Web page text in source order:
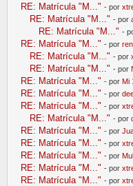
RE: Matrícula "M..." - por
RE: Matrícula "M..." - por
RE: Matrícula "M..." -
RE: Matrícula "M..." - por
RE: Matrícula "M..." - por
RE: Matrícula "M..." - por
RE: Matrícula "M..." - por Mi
RE: Matrícula "M..." - por
RE: Matrícula "M..." - por
RE: Matrícula "M..." - por
RE: Matrícula "M..." - por
RE: Matrícula "M..." - por
RE: Matrícula "M..." - por
RE: Matrícula "M..." - por
RE: Matrícula "M..." - por